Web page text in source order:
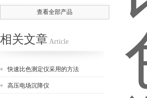
查看全部产品
相关文章 Article
快速比色测定仪采用的方法
高压电场沉降仪